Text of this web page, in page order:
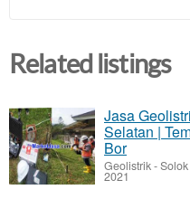
Related listings
Jasa
Selatan |
Bor
Geolistrik-
2021